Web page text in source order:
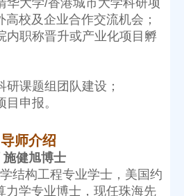
校及企业合作交流机会；
研课题组团队建设；
目申报。
导师介绍
健旭博士